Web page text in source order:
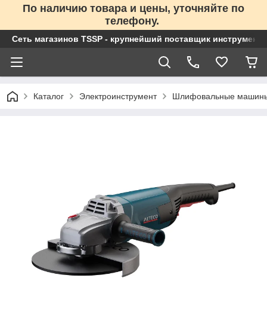
По наличию товара и цены, уточняйте по
телефону.
Сеть магазинов TSSP - крупнейший поставщик
Каталог Электроинструмент Шлифовальные